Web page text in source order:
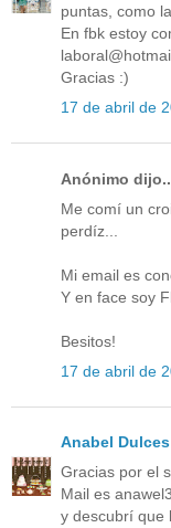
puntas, como
En fbk estoy
Gracias :)
17 de abril de
Anónimo
Me comí un
perdíz...
Mi email es
Y en face soy
Besitos!
17 de abril de
Anabel
Gracias por el
Mail es
y descubrí que